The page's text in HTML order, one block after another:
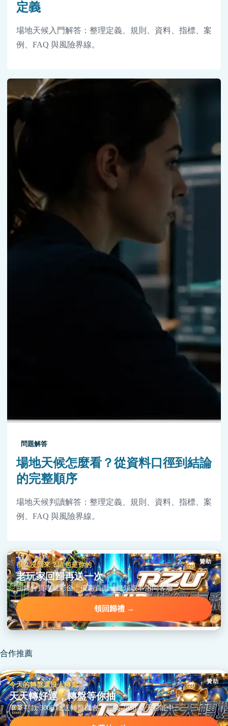
定義
場地天候入門解答：整理定義、規則、資料、指標、案
例、FAQ 與風險界線。
問題解答
場地天候怎麼看？從資料口徑到結論
的完整順序
場地天候判讀解答：整理定義、規則、資料、指標、案
例、FAQ 與風險界線。
贊助
很久沒回來？這包是你的
老玩家回歸再送一次
回鍋會員專屬彩金，優惠頁面一鍵領取不用問客服。
領回歸禮 →
合作推薦
贊助
今天的轉盤還沒人轉走
天天轉好運，轉盤等你抽
單筆存款 3000 就送轉盤機會，最高 2888 每天都能中。